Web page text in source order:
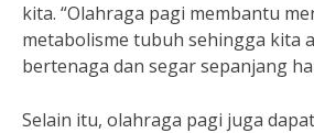
kita. “Olahraga pagi membantu
metabolisme tubuh sehingga kita
bertenaga dan segar sepanjang
Selain itu, olahraga pagi juga